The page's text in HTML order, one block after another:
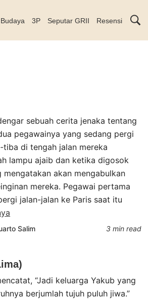
3P Seputar GRII Resensi
sebuah cerita jenaka tentang
pegawainya yang sedang pergi
tiba di tengah jalan mereka
lampu ajaib dan ketika digosok
mengatakan akan mengabulkan
mereka. Pegawai pertama
jalan-jalan ke Paris saat itu
Salim 3 min read
“Jadi keluarga Yakub yang
berjumlah tujuh puluh jiwa.”